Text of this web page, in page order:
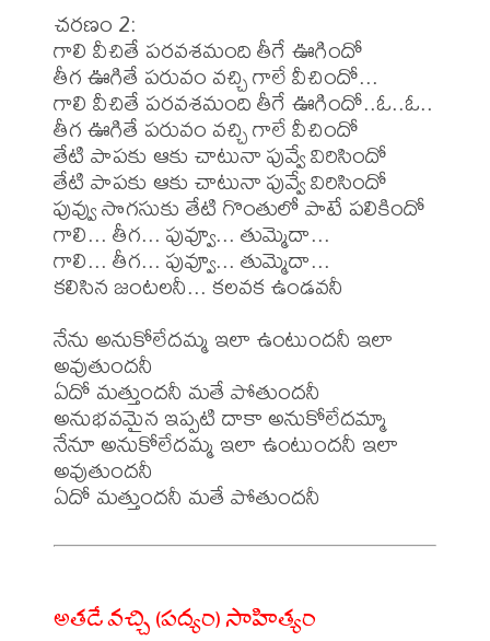
చరణం 2:
గాలి వీచితే పరవశమంది తీగే ఊగిందో
తీగ ఊగితే పరువం వచ్చి గాలే వీచిందో...
గాలి వీచితే పరవశమంది తీగే ఊగిందో..ఓ..ఓ..
తీగ ఊగితే పరువం వచ్చి గాలే వీచిందో
తేటి పాపకు ఆకు చాటునా పువ్వే విరిసిందో
తేటి పాపకు ఆకు చాటునా పువ్వే విరిసిందో
పువ్వు సొగసుకు తేటి గొంతులో పాటే పలికిందో
గాలి... తీగ... పువ్వూ... తుమ్మెదా...
గాలి... తీగ... పువ్వూ... తుమ్మెదా...
కలిసిన జంటలనీ... కలవక ఉండవనీ
నేను అనుకోలేదమ్మ ఇలా ఉంటుందనీ ఇలా
అవుతుందనీ
ఏదో మత్తుందనీ మతే పోతుందనీ
అనుభవమైన ఇప్పటి దాకా అనుకోలేదమ్మా
నేనూ అనుకోలేదమ్మ ఇలా ఉంటుందనీ ఇలా
అవుతుందనీ
అతడే వచ్చి (పద్యం) సాహిత్యం